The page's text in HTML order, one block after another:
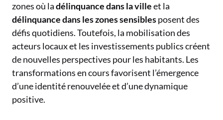
zones où ladélinquance dans la villeet la
délinquance dans les zones sensiblesposent des
défis quotidiens. Toutefois, la mobilisation des
acteurs locaux et les investissements publics créent
de nouvelles perspectives pour les habitants. Les
transformations en cours favorisent l’émergence
d’une identité renouvelée et d’une dynamique
positive.